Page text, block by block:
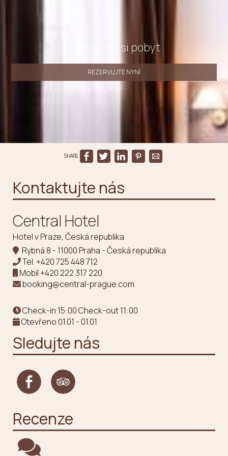
Rezervujte si pobyt
REZERVUJTE NYNÍ
SHARE
Kontaktujte nás
Central Hotel
Hotel v Praze, Česká republika
Rybná 8 - 11000 Praha - Česká republika
Tel.+420 725 448 712
Mobil+420 222 317 220
booking@central-prague.com
Check-in 15:00 Check-out 11:00
Otevřeno 01.01 - 01.01
Sledujte nás
Recenze